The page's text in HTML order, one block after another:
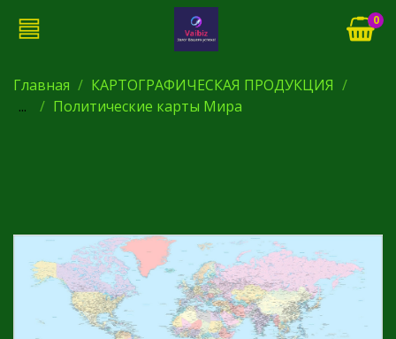
0
Главная
КАРТОГРАФИЧЕСКАЯ ПРОДУКЦИЯ
...
Политические карты Мира